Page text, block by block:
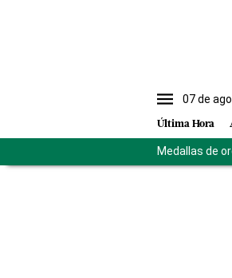
07 de
Última Hora
Medallas de